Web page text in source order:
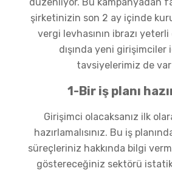
şirketinizin son 2 ay içinde
vergi levhasının ibrazı
dışında yeni girişimciler
tavsiyelerimiz de
1-Bir iş planı
Girişimci olacaksanız ilk
hazırlamalısınız. Bu iş
süreçleriniz hakkında bilgi
göstereceğiniz sektörü